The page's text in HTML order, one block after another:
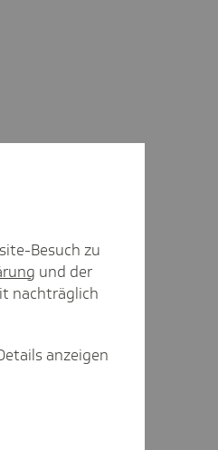
Besuch zu
und der
nachträglich
anzeigen